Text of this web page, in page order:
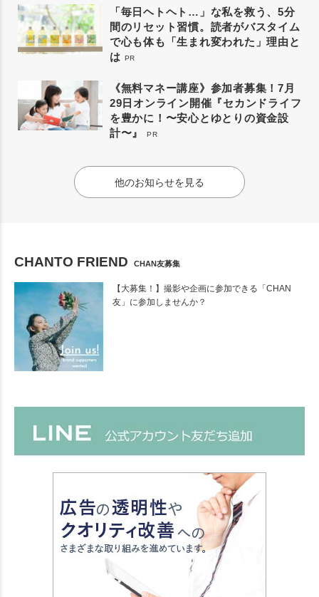
「毎日ヘトヘト…」な私を救う、5分
間のリセット習慣。読者がバスタイム
で心も体も「生まれ変われた」理由と
は PR
《無料マネー講座》参加者募集！7月
29日オンライン開催『セカンドライフ
を豊かに！〜安心とゆとりの資金設
計〜』
PR
他のお知らせを見る
CHANTO FRIEND CHAN友募集
【大募集！】撮影や企画に参加できる「CHAN
友」に参加しませんか？